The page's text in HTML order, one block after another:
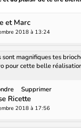
et Marc
2018 à 13:24
sont magnifiques tes
pour cette belle
Supprimer
Ricette
2018 à 17:56